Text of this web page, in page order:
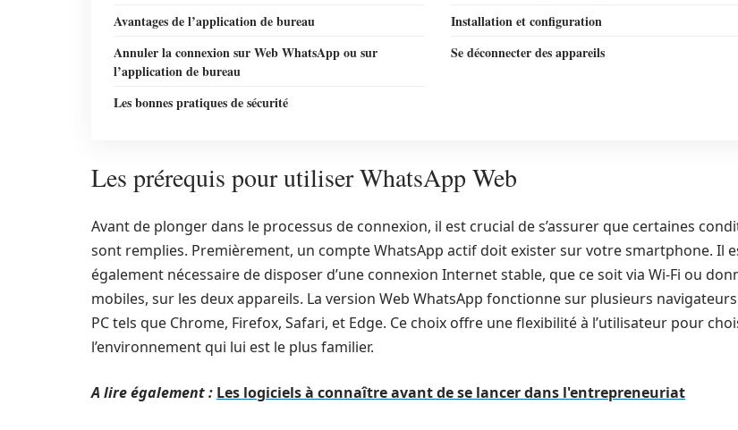
Avantages de l’application de bureau
Installation et configuration
Annuler la connexion sur Web WhatsApp ou sur
l’application de bureau
Se déconnecter des appareils
Les bonnes pratiques de sécurité
Les prérequis pour utiliser WhatsApp Web
Avant de plonger dans le processus de connexion, il est crucial de s’assurer que certaines
sont remplies. Premièrement, un compte WhatsApp actif doit exister sur votre smartphone. Il
également nécessaire de disposer d’une connexion Internet stable, que ce soit via Wi-Fi ou
mobiles, sur les deux appareils. La version Web WhatsApp fonctionne sur plusieurs
PC tels que Chrome, Firefox, Safari, et Edge. Ce choix offre une flexibilité à l’utilisateur pour
l’environnement qui lui est le plus familier.
A lire également : Les logiciels à connaître avant de se lancer dans l'entrepreneuriat